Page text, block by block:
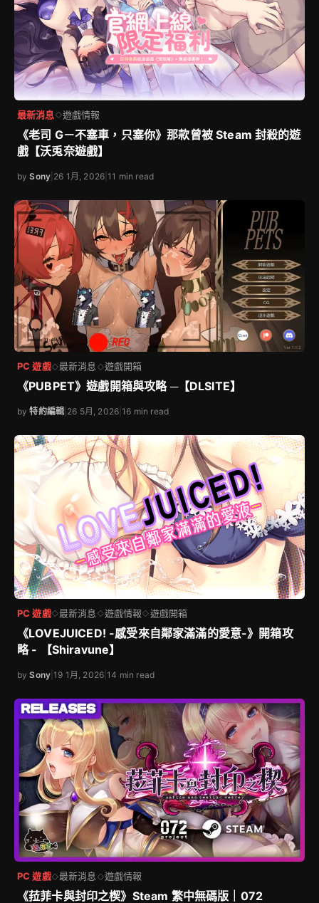
最新消息 ◇遊戲情報
《老司 G－不塞車，只塞你》那款曾被 Steam 封殺的遊
戲【沃兎奈遊戲】
bySony 26 1月, 2026 |11 min read
PC 遊戲◇最新消息 ◇遊戲開箱
《PUBPET》遊戲開箱與攻略 ─【DLSITE】
by特約編輯 26 5月, 2026 |16 min read
PC 遊戲◇最新消息 ◇遊戲情報◇遊戲開箱
《LOVEJUICED! -感受來自鄰家滿滿的愛意-》開箱攻
略 - 【Shiravune】
bySony |19 1月, 2026 |14 min read
PC 遊戲◇最新消息 ◇遊戲情報
《菈菲卡與封印之楔》Steam 繁中無碼版｜072